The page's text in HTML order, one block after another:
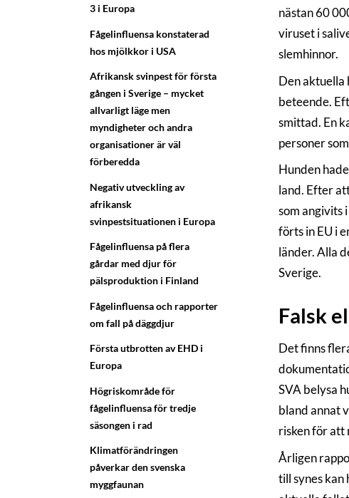
3 i Europa
Fågelinfluensa konstaterad
hos mjölkkor i USA
Afrikansk svinpest för första
gången i Sverige – mycket
allvarligt läge men
myndigheter och andra
organisationer är väl
förberedda
Negativ utveckling av
afrikansk
svinpestsituationen i Europa
Fågelinfluensa på flera
gårdar med djur för
pälsproduktion i Finland
Fågelinfluensa och rapporter
om fall på däggdjur
Första utbrotten av EHD i
Europa
Högriskområde för
fågelinfluensa för tredje
säsongen i rad
Klimatförändringen
påverkar den svenska
myggfaunan
nästan 60
viruset i
slemhinnor.
Den aktuella
beteende.
smittad. En
personer
Hunden
land. Efter
som angivits
förts in EU i
länder. Alla
Sverige.
Falsk
Det finns
SVA belysa
bland annat
risken för att
Årligen
till synes